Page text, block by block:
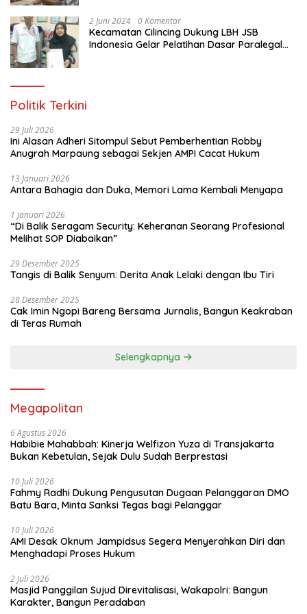
air baru,” ujar Digital. “Saya kira ini
sebagai bagian dari bentuk kesiapan
dari jajaran. Dan terima kasih kepada
merawat hutan kita, sehingga kemudian
semuanya bisa terjaga untuk
tambah Sigit mengakhiri. red/tim
2 Juni 2024 0 Komentar
Kecamatan Cilincing Dukung LBH JSB
Indonesia Gelar Pelatihan Dasar Paralegal
Politik Terkini
29 Juli 2026
Ini Alasan Adheri Sitompul Sebut Pemberhentian Robby
Anugrah Marpaung sebagai Sekjen AMPI Cacat Hukum
13 Januari 2026
Antara Bahagia dan Duka, Memori Lama Kembali Menyapa
1 Januari 2026
“Di Balik Seragam Security: Keheranan Seorang Profesional
Melihat SOP Diabaikan”
29 Desember 2025
Tangis di Balik Senyum: Derita Anak Lelaki dengan Ibu Tiri
28 Desember 2025
Cak Imin Ngopi Bareng Bersama Jurnalis, Bangun Keakraban
di Teras Rumah
Selengkapnya
Megapolitan
6 Agustus 2026
Habibie Mahabbah: Kinerja Welfizon Yuza di Transjakarta
Bukan Kebetulan, Sejak Dulu Sudah Berprestasi
10 Juli 2026
Fahmy Radhi Dukung Pengusutan Dugaan Pelanggaran DMO
Batu Bara, Minta Sanksi Tegas bagi Pelanggar
10 Juli 2026
AMI Desak Oknum Jampidsus Segera Menyerahkan Diri dan
Menghadapi Proses Hukum
2 Juli 2026
Masjid Panggilan Sujud Direvitalisasi, Wakapolri: Bangun
Karakter, Bangun Peradaban